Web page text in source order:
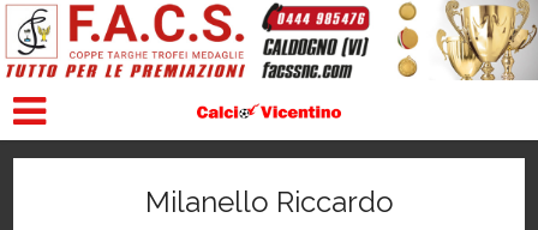
Milanello Riccardo